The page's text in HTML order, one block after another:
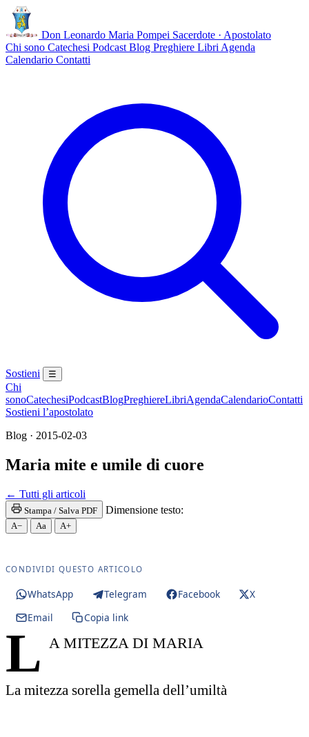
Don Leonardo Maria Pompei Sacerdote · Apostolato
Chi sono Catechesi Podcast Blog Preghiere Libri Agenda
Calendario Contatti
Sostieni ☰
Chi
sonoCatechesiPodcastBlogPreghiereLibriAgendaCalendarioContatti
Sostieni l’apostolato
Blog · 2015-02-03
Maria mite e umile di cuore
← Tutti gli articoli
Stampa / Salva PDF Dimensione testo:
A− Aa A+
CONDIVIDI QUESTO ARTICOLO
WhatsApp Telegram Facebook
X
Email
Copia link
L A MITEZZA DI MARIA
La mitezza sorella gemella dell’umiltà